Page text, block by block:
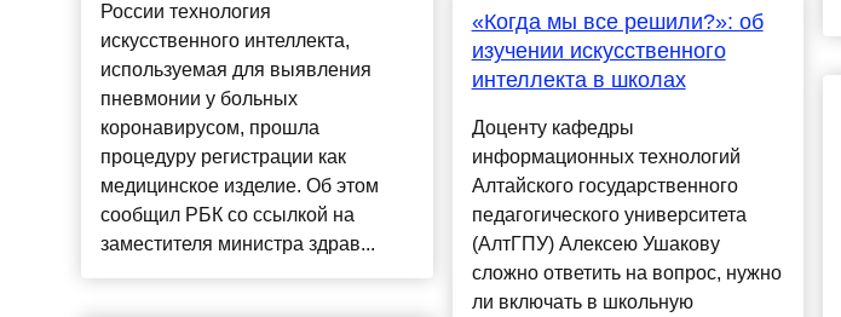
России технология
искусственного интеллекта,
используемая для выявления
пневмонии у больных
коронавирусом, прошла
процедуру регистрации как
медицинское изделие. Об этом
сообщил РБК со ссылкой на
заместителя министра здрав...
«Когда мы все решили?»: об
изучении искусственного
интеллекта в школах
Доценту кафедры
информационных технологий
Алтайского государственного
педагогического университета
(АлтГПУ) Алексею Ушакову
сложно ответить на вопрос, нужно
ли включать в школьную